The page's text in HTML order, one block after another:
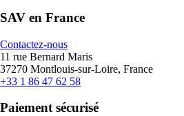
SAV en France
Contactez-nous
11 rue Bernard Maris
37270 Montlouis-sur-Loire, France
+33 1 86 47 62 58
Paiement sécurisé